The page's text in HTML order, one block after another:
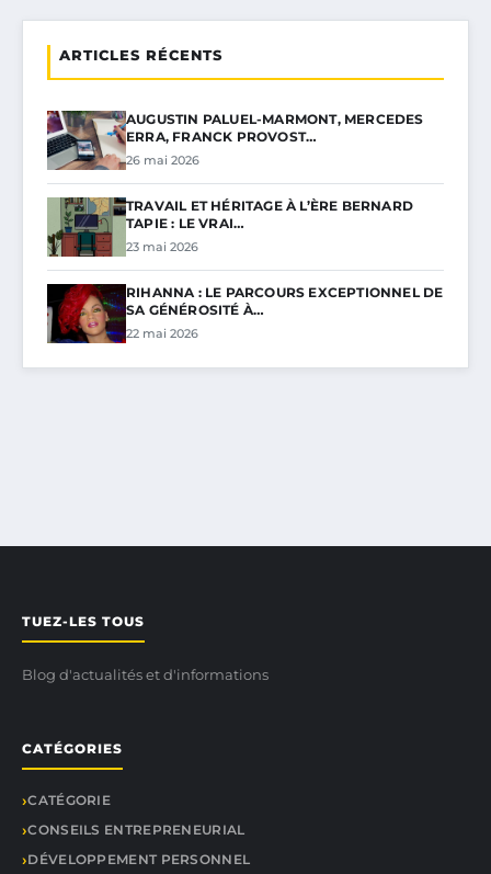
ARTICLES RÉCENTS
AUGUSTIN PALUEL-MARMONT, MERCEDES
ERRA, FRANCK PROVOST…
26 mai 2026
TRAVAIL ET HÉRITAGE À L’ÈRE BERNARD
TAPIE : LE VRAI…
23 mai 2026
RIHANNA : LE PARCOURS EXCEPTIONNEL DE
SA GÉNÉROSITÉ À…
22 mai 2026
TUEZ-LES TOUS
Blog d'actualités et d'informations
CATÉGORIES
CATÉGORIE
CONSEILS ENTREPRENEURIAL
DÉVELOPPEMENT PERSONNEL